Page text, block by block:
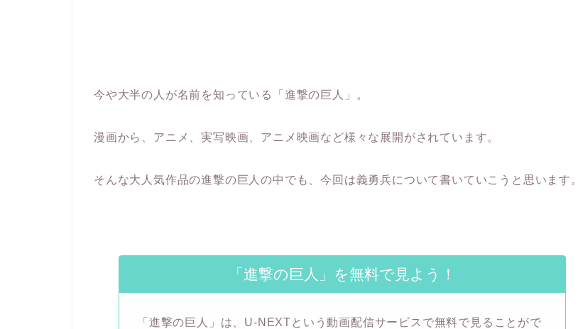
今や大半の人が名前を知っている「進撃の巨人」。
漫画から、アニメ、実写映画、アニメ映画など様々な展開がされています。
そんな大人気作品の進撃の巨人の中でも、今回は義勇兵について書いていこうと思います。
「進撃の巨人」を無料で見よう！
「進撃の巨人」は、U-NEXTという動画配信サービスで無料で見ることがで